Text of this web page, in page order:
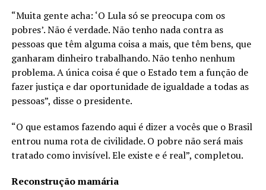
“Muita gente acha: ‘O Lula só se preocupa com os
pobres’. Não é verdade. Não tenho nada contra as
pessoas que têm alguma coisa a mais, que têm bens, que
ganharam dinheiro trabalhando. Não tenho nenhum
problema. A única coisa é que o Estado tem a função de
fazer justiça e dar oportunidade de igualdade a todas as
pessoas”, disse o presidente.
“O que estamos fazendo aqui é dizer a vocês que o Brasil
entrou numa rota de civilidade. O pobre não será mais
tratado como invisível. Ele existe e é real”, completou.
Reconstrução mamária